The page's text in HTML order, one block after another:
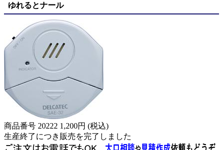
ゆれるとナール
商品番号 20222 1,200円 (税込)
生産終了につき販売を完了しました